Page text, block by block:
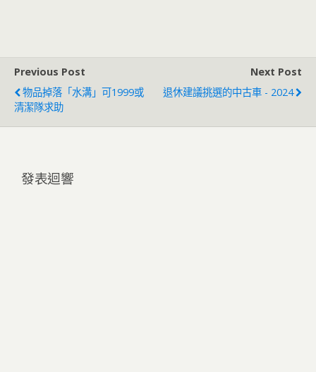
Previous Post
物品掉落「水溝」可1999或
清潔隊求助
Next Post
退休建議挑選的中古車 - 2024
發表迴響